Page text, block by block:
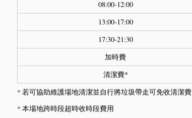
08:00-12:00
13:00-17:00
17:30-21:30
加時費
清潔費*
* 若可協助維護場地清潔並自行將垃圾帶走可免收清潔費
* 本場地跨時段超時收時段費用